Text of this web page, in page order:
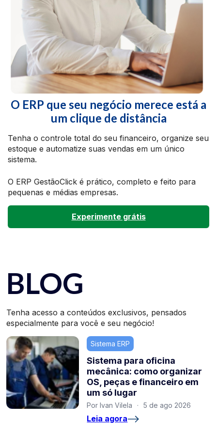
O ERP que seu negócio merece está a
um clique de distância
Tenha o controle total do seu financeiro, organize seu
estoque e automatize suas vendas em um único
sistema.
O ERP GestãoClick é prático, completo e feito para
pequenas e médias empresas.
Experimente grátis
BLOG
Tenha acesso a conteúdos exclusivos, pensados
especialmente para você e seu negócio!
Sistema ERP
Sistema para oficina
mecânica: como organizar
OS, peças e financeiro em
um só lugar
Por Ivan Vilela · 5 de ago 2026
Leia agora